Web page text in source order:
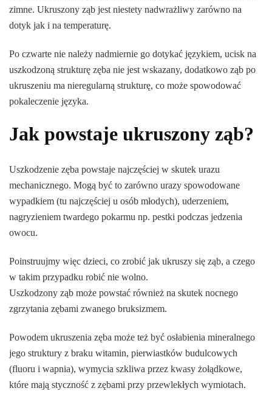
zimne. Ukruszony ząb jest niestety nadwrażliwy zarówno na
dotyk jak i na temperaturę.
Po czwarte nie należy nadmiernie go dotykać językiem, ucisk na
uszkodzoną strukturę zęba nie jest wskazany, dodatkowo ząb po
ukruszeniu ma nieregularną strukturę, co może spowodować
pokaleczenie języka.
Jak powstaje ukruszony ząb?
Uszkodzenie zęba powstaje najczęściej w skutek urazu
mechanicznego. Mogą być to zarówno urazy spowodowane
wypadkiem (tu najczęściej u osób młodych), uderzeniem,
nagryzieniem twardego pokarmu np. pestki podczas jedzenia
owocu.
Poinstruujmy więc dzieci, co zrobić jak ukruszy się ząb, a czego
w takim przypadku robić nie wolno.
Uszkodzony ząb może powstać również na skutek nocnego
zgrzytania zębami zwanego bruksizmem.
Powodem ukruszenia zęba może też być osłabienia mineralnego
jego struktury z braku witamin, pierwiastków budulcowych
(fluoru i wapnia), wymycia szkliwa przez kwasy żołądkowe,
które mają styczność z zębami przy przewlekłych wymiotach.